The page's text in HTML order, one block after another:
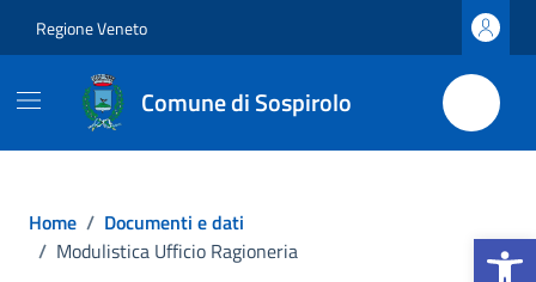
Apri la
Regione Veneto
Comune di Sospirolo
Home / Documenti e dati
/ Modulistica Ufficio Ragioneria